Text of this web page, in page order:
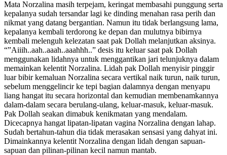
Mata Norzalina masih terpejam, keringat membasahi punggung serta
kepalanya sudah tersandar lagi ke dinding menahan rasa perih dan
nikmat yang datang bergantian. Namun itu tidak berlangsung lama,
kepalanya kembali terdorong ke depan dan mulutnya bibirnya
kembali melenguh kelezatan saat pak Dollah melanjutkan aksinya.
“”Aiiih..aah..aaah..aaahhh..” desis itu keluar saat pak Dollah
menggunakan lidahnya untuk menggantikan jari telunjuknya dalam
memainkan kelentit Norzalina. Lidah pak Dollah menyisir pinggir
luar bibir kemaluan Norzalina secara vertikal naik turun, naik turun,
sebelum menggelincir ke tepi bagian dalamnya dengan menyapu
liang hangat itu secara horizontal dan kemudian membenamkannya
dalam-dalam secara berulang-ulang, keluar-masuk, keluar-masuk.
Pak Dollah seakan dimabuk kenikmatan yang mendalam.
Dicecapnya hangat lipatan-lipatan vagina Norzalina dengan lahap.
Sudah bertahun-tahun dia tidak merasakan sensasi yang dahyat ini.
Dimainkannya kelentit Norzalina dengan lidah dengan sapuan-
sapuan dan pilinan-pilinan kecil namun mantab.